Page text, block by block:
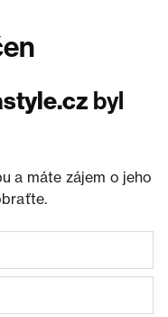
byl
a máte zájem o jeho